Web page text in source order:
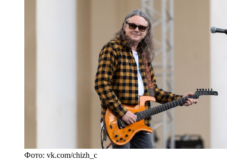
Фото: vk.com/chizh_c